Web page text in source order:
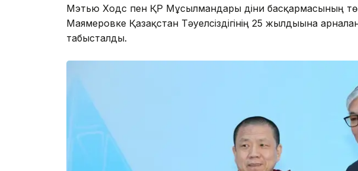
Мэтью Ходс пен ҚР Мұсылмандары діни басқармасының
Маямеровке Қазақстан Тәуелсіздігінің 25 жылдығына
табысталды.